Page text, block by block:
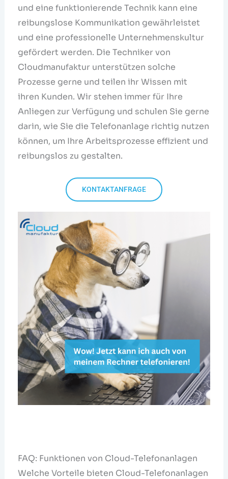
und eine funktionierende Technik kann eine
reibungslose Kommunikation gewährleistet
und eine professionelle Unternehmenskultur
gefördert werden. Die Techniker von
Cloudmanufaktur unterstützen solche
Prozesse gerne und teilen ihr Wissen mit
ihren Kunden. Wir stehen immer für Ihre
Anliegen zur Verfügung und schulen Sie gerne
darin, wie Sie die Telefonanlage richtig nutzen
können, um Ihre Arbeitsprozesse effizient und
reibungslos zu gestalten.
KONTAKTANFRAGE
FAQ: Funktionen von Cloud-Telefonanlagen
Welche Vorteile bieten Cloud-Telefonanlagen